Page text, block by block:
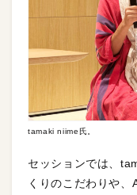
tamaki niime氏。
セッションでは、
くりのこだわりや